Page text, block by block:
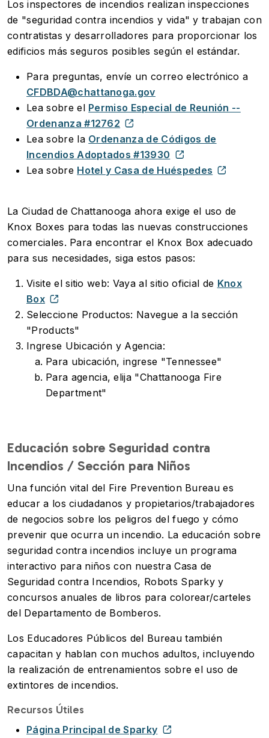
Los inspectores de incendios realizan inspecciones
de "seguridad contra incendios y vida" y trabajan con
contratistas y desarrolladores para proporcionar los
edificios más seguros posibles según el estándar.
Para preguntas, envíe un correo electrónico a
CFDBDA@chattanoga.gov
Lea sobre el Permiso Especial de Reunión --
Ordenanza #12762
Lea sobre la Ordenanza de Códigos de
Incendios Adoptados #13930
Lea sobre Hotel y Casa de Huéspedes
La Ciudad de Chattanooga ahora exige el uso de
Knox Boxes para todas las nuevas construcciones
comerciales. Para encontrar el Knox Box adecuado
para sus necesidades, siga estos pasos:
Visite el sitio web: Vaya al sitio oficial de Knox
Box
Seleccione Productos: Navegue a la sección
"Products"
Ingrese Ubicación y Agencia:
Para ubicación, ingrese "Tennessee"
Para agencia, elija "Chattanooga Fire
Department"
Educación sobre Seguridad contra
Incendios / Sección para Niños
Una función vital del Fire Prevention Bureau es
educar a los ciudadanos y propietarios/trabajadores
de negocios sobre los peligros del fuego y cómo
prevenir que ocurra un incendio. La educación sobre
seguridad contra incendios incluye un programa
interactivo para niños con nuestra Casa de
Seguridad contra Incendios, Robots Sparky y
concursos anuales de libros para colorear/carteles
del Departamento de Bomberos.
Los Educadores Públicos del Bureau también
capacitan y hablan con muchos adultos, incluyendo
la realización de entrenamientos sobre el uso de
extintores de incendios.
Recursos Útiles
Página Principal de Sparky